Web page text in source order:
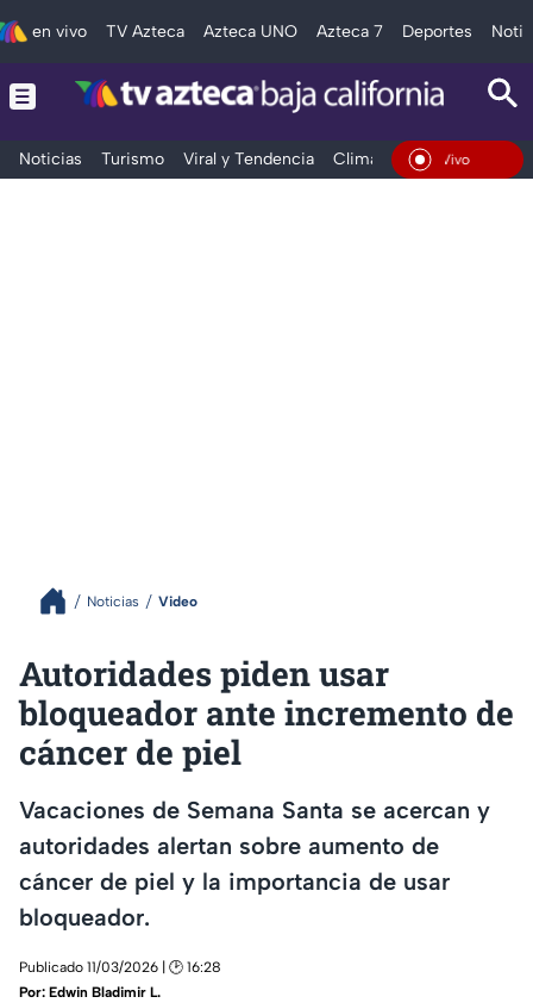
en vivo TV Azteca Azteca UNO Azteca 7 Deportes
Noticias Turismo Viral y Tendencia Clima Deportes
En Vivo
Noticias Video
Autoridades piden usar
bloqueador ante incremento de
cáncer de piel
Vacaciones de Semana Santa se acercan y
autoridades alertan sobre aumento de
cáncer de piel y la importancia de usar
bloqueador.
Publicado 11/03/2026 | 🕑 16:28
Por: Edwin Bladimir L.